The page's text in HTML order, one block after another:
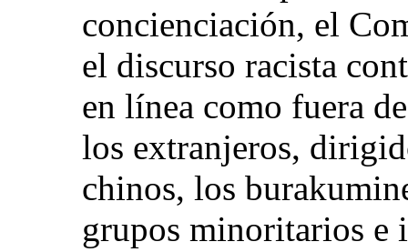
concienciación, el
el discurso racista
en línea como fuera
los extranjeros,
chinos, los
grupos minoritarios e